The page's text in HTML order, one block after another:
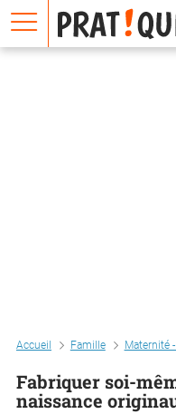
Accueil Famille Maternité
Fabriquer soi-
naissance
E
m
a